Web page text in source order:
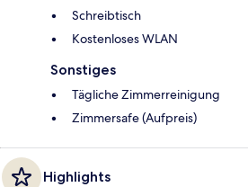
Schreibtisch
Kostenloses WLAN
Sonstiges
Tägliche Zimmerreinigung
Zimmersafe (Aufpreis)
Highlights